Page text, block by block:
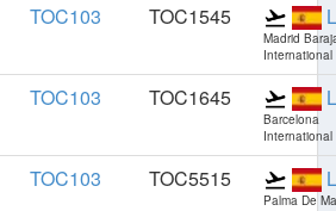
TOC103 TOC1545
Madrid
International
TOC103 TOC1645
Barcelona
International
TOC103 TOC5515
Palma De